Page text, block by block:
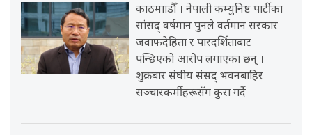
काठमााडौँ । नेपाली कम्युनिष्ट पार्टीका
सांसद् वर्षमान पुनले वर्तमान सरकार
जवाफदेहिता र पारदर्शिताबाट
पन्छिएको आरोप लगाएका छन् ।
शुक्रबार संघीय संसद् भवनबाहिर
सञ्चारकर्मीहरूसँग कुरा गर्दै